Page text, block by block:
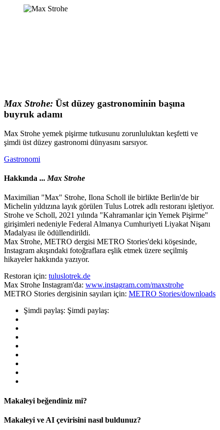
Max Strohe: Üst düzey gastronominin başına
buyruk adamı
Max Strohe yemek pişirme tutkusunu zorunluluktan keşfetti ve
şimdi üst düzey gastronomi dünyasını sarsıyor.
Gastronomi
Hakkında ... Max Strohe
Maximilian "Max" Strohe, Ilona Scholl ile birlikte Berlin'de bir
Michelin yıldızına layık görülen Tulus Lotrek adlı restoranı işletiyor.
Strohe ve Scholl, 2021 yılında "Kahramanlar için Yemek Pişirme"
girişimleri nedeniyle Federal Almanya Cumhuriyeti Liyakat Nişanı
Madalyası ile ödüllendirildi.
Max Strohe, METRO dergisi METRO Stories'deki köşesinde,
Instagram akışındaki fotoğraflara eşlik etmek üzere seçilmiş
hikayeler hakkında yazıyor.
Restoran için: tuluslotrek.de
Max Strohe Instagram'da: www.instagram.com/maxstrohe
METRO Stories dergisinin sayıları için: METRO Stories/downloads
Şimdi paylaş: Şimdi paylaş:
Makaleyi beğendiniz mi?
Makaleyi ve AI çevirisini nasıl buldunuz?